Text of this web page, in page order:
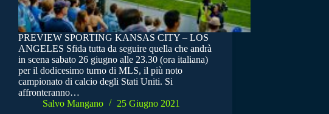
PREVIEW SPORTING KANSAS CITY – LOS
ANGELES Sfida tutta da seguire quella che andrà
in scena sabato 26 giugno alle 23.30 (ora italiana)
per il dodicesimo turno di MLS, il più noto
campionato di calcio degli Stati Uniti. Si
affronteranno…
Salvo Mangano
25 Giugno 2021